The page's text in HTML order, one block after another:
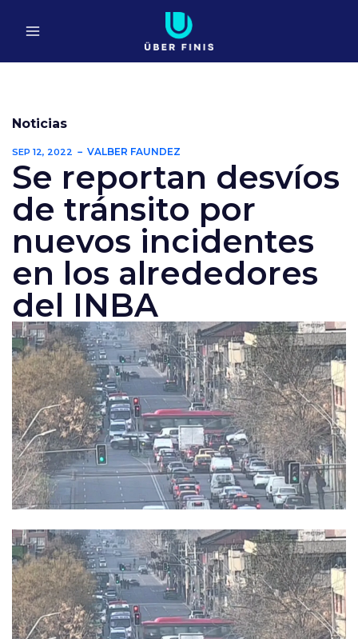
Noticias
SEP 12, 2022 VALBER FAUNDEZ
Se reportan desvíos
de tránsito por
nuevos incidentes
en los alrededores
del INBA